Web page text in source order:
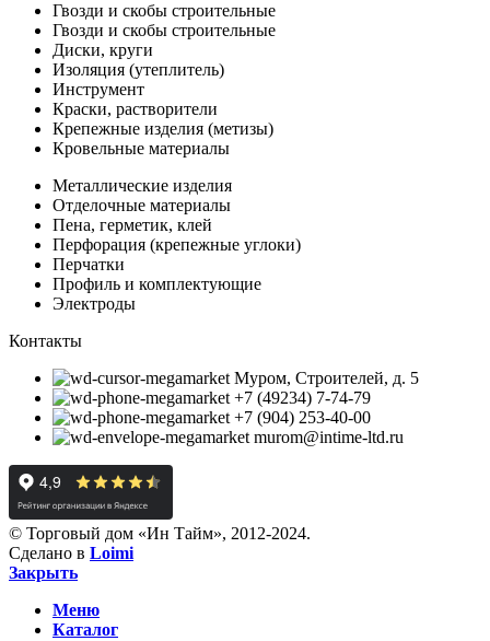
Гвозди и скобы строительные
Гвозди и скобы строительные
Диски, круги
Изоляция (утеплитель)
Инструмент
Краски, растворители
Крепежные изделия (метизы)
Кровельные материалы
Металлические изделия
Отделочные материалы
Пена, герметик, клей
Перфорация (крепежные углоки)
Перчатки
Профиль и комплектующие
Электроды
Контакты
Муром, Строителей, д. 5
+7 (49234) 7-74-79
+7 (904) 253-40-00
murom@intime-ltd.ru
© Торговый дом «Ин Тайм», 2012-2024.
Сделано в Loimi
Закрыть
Меню
Каталог